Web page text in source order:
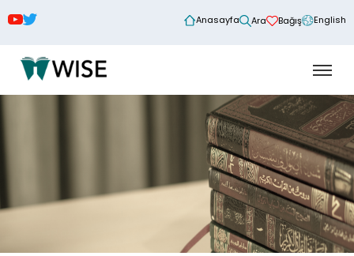
Anasayfa Ara Bağış English